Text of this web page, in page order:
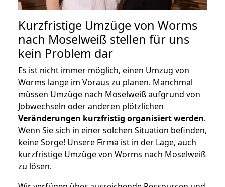
Kurzfristige Umzüge von Worms
nach Moselweiß stellen für uns
kein Problem dar
Es ist nicht immer möglich, einen Umzug von
Worms lange im Voraus zu planen. Manchmal
müssen Umzüge nach Moselweiß aufgrund von
Jobwechseln oder anderen plötzlichen
Veränderungen kurzfristig organisiert werden.
Wenn Sie sich in einer solchen Situation befinden,
keine Sorge! Unsere Firma ist in der Lage, auch
kurzfristige Umzüge von Worms nach Moselweiß
zu lösen.